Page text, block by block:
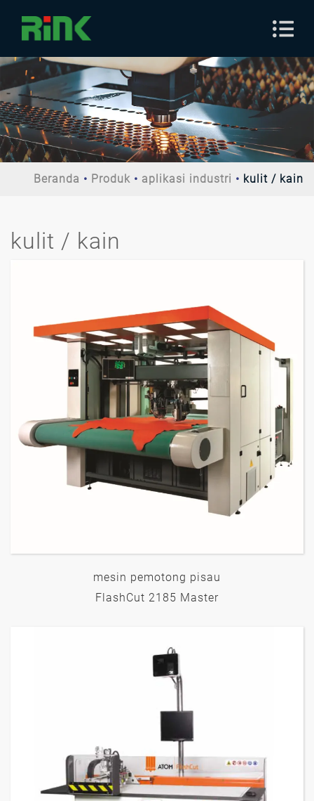
Beranda Produk aplikasi industri kulit / kain
kulit / kain
mesin pemotong pisau
FlashCut 2185 Master